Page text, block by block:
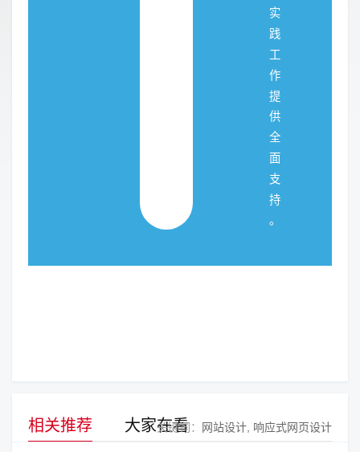
实
践
工
作
提
供
全
面
支
持
。
相关推荐 大家在看
关键词： 网站设计 响应式网页设计